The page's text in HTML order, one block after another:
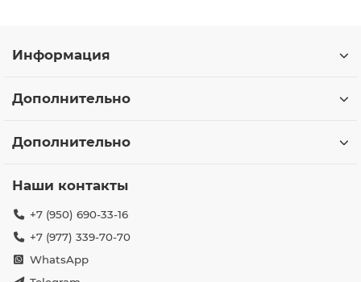
Информация
Дополнительно
Дополнительно
Наши контакты
+7 (950) 690-33-16
+7 (977) 339-70-70
WhatsApp